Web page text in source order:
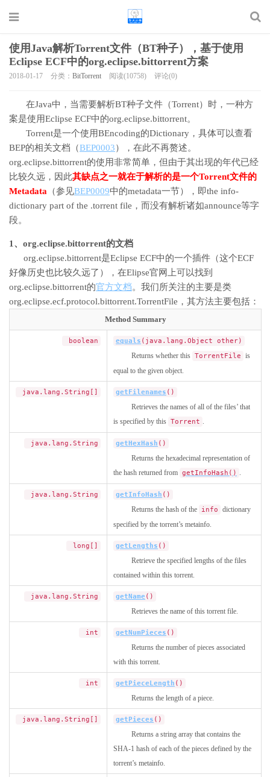
使用Java解析Torrent文件（BT种子），基于使用
Eclipse ECF中的org.eclipse.bittorrent方案
2018-01-17 分类： BitTorrent 阅读(10758) 评论(0)
在Java中，当需要解析BT种子文件（Torrent）时，一种方
案是使用Eclipse ECF中的org.eclipse.bittorrent。
Torrent是一个使用BEncoding的Dictionary，具体可以查看
BEP的相关文档（BEP0003），在此不再赘述。
org.eclipse.bittorrent的使用非常简单，但由于其出现的年代已经
比较久远，因此其缺点之一就在于解析的是一个Torrent文件的
Metadata （参见BEP0009中的metadata一节），即the info-
dictionary part of the .torrent file，而没有解析诸如announce等字
段。
1、org.eclipse.bittorrent的文档
org.eclipse.bittorrent是Eclipse ECF中的一个插件（这个ECF
好像历史也比较久远了），在Elipse官网上可以找到
org.eclipse.bittorrent的官方文档。我们所关注的主要是类
org.eclipse.ecf.protocol.bittorrent.TorrentFile，其方法主要包括：
Method Summary
boolean equals (java.lang.Object other)
Returns whether this TorrentFile
is
equal to the given object.
java.lang.String[] getFilenames ()
Retrieves the names of all of the files’ that
is specified by this Torrent .
java.lang.String getHexHash ()
Returns the hexadecimal representation of
the hash returned from getInfoHash() .
java.lang.String getInfoHash ()
Returns the hash of the info
dictionary
specified by the torrent’s metainfo.
long[] getLengths ()
Retrieve the specified lengths of the files
contained within this torrent.
java.lang.String getName ()
Retrieves the name of this torrent file.
int getNumPieces ()
Returns the number of pieces associated
with this torrent.
int getPieceLength ()
Returns the length of a piece.
java.lang.String[] getPieces ()
Returns a string array that contains the
SHA-1 hash of each of the pieces defined by the
torrent’s metainfo.